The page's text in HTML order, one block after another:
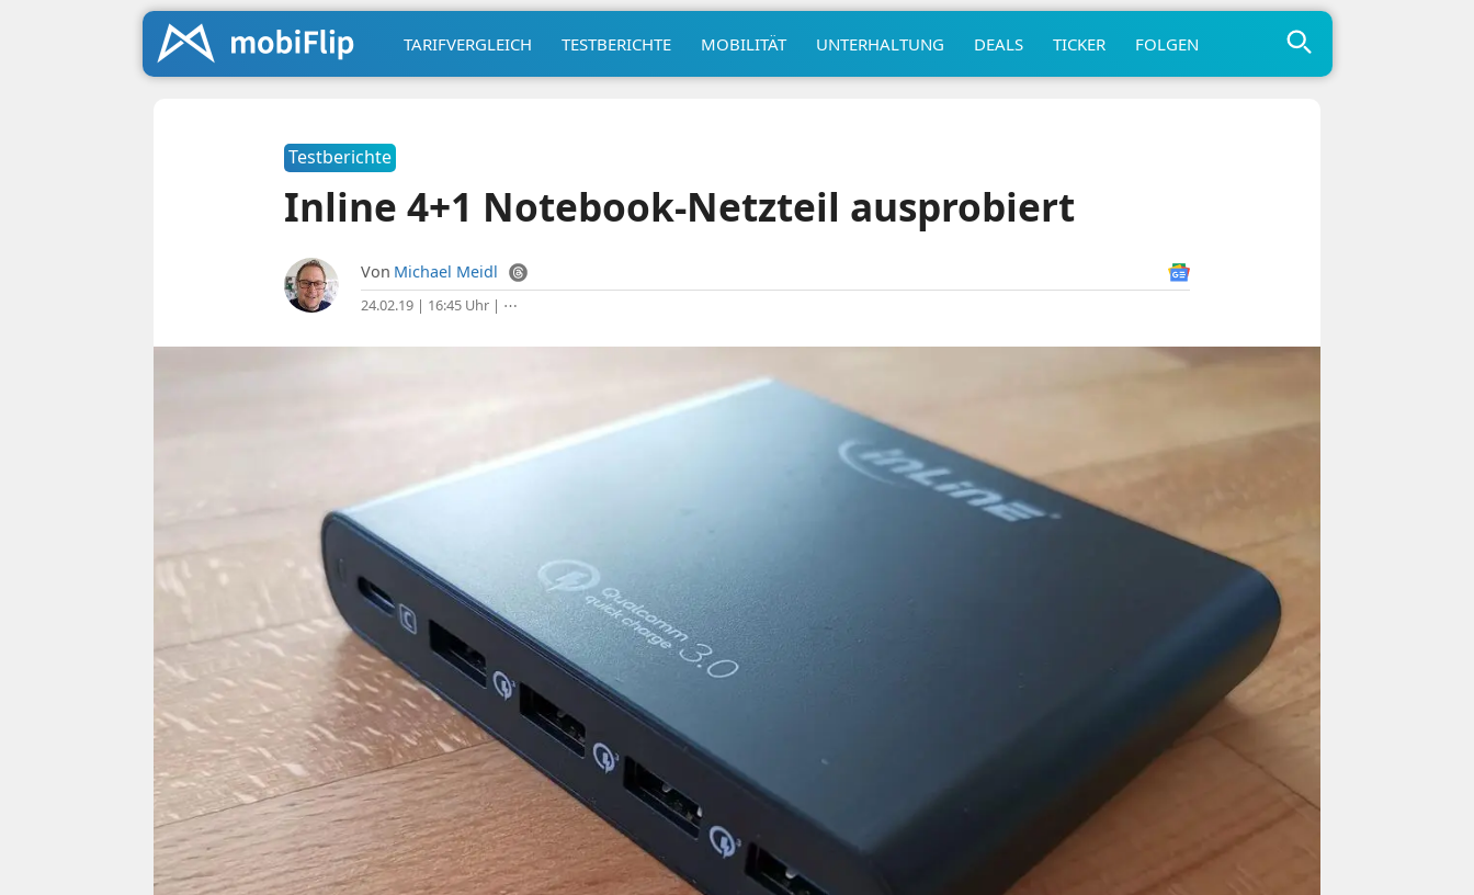
TARIFVERGLEICH TESTBERICHTE MOBILITÄT UNTERHALTUNG DEALS TICKER FOLGEN
Testberichte
Inline 4+1 Notebook-Netzteil ausprobiert
Von Michael Meidl
24.02.19 | 16:45 Uhr| ⋯